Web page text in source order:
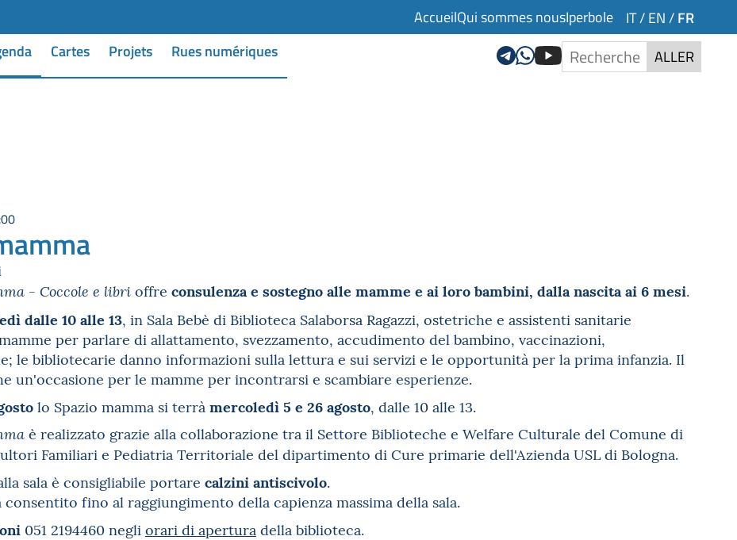
AccueilQui sommes nousIperbole IT/ EN / FR
Cartes Projets Rues numériques ALLER
- Coccole e libri offre consulenza e sostegno alle mamme e ai loro bambini, dalla nascita ai 6 mesi.
dalle 10 alle 13, in Sala Bebè di Biblioteca Salaborsa Ragazzi, ostetriche e assistenti sanitarie
per parlare di allattamento, svezzamento, accudimento del bambino, vaccinazioni,
le bibliotecarie danno informazioni sulla lettura e sui servizi e le opportunità per la prima infanzia. Il
un'occasione per le mamme per incontrarsi e scambiare esperienze.
lo Spazio mamma si terrà mercoledì 5 e 26 agosto, dalle 10 alle 13.
è realizzato grazie alla collaborazione tra il Settore Biblioteche e Welfare Culturale del Comune di
Familiari e Pediatria Territoriale del dipartimento di Cure primarie dell'Azienda USL di Bologna.
sala è consigliabile portare calzini antiscivolo.
consentito fino al raggiungimento della capienza massima della sala.
051 2194460 negli orari di apertura della biblioteca.